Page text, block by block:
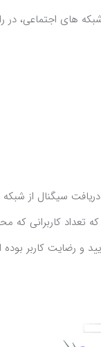
های اجتماعی، در
سیگنال از
تعداد کاربرانی که
و رضایت کاربر